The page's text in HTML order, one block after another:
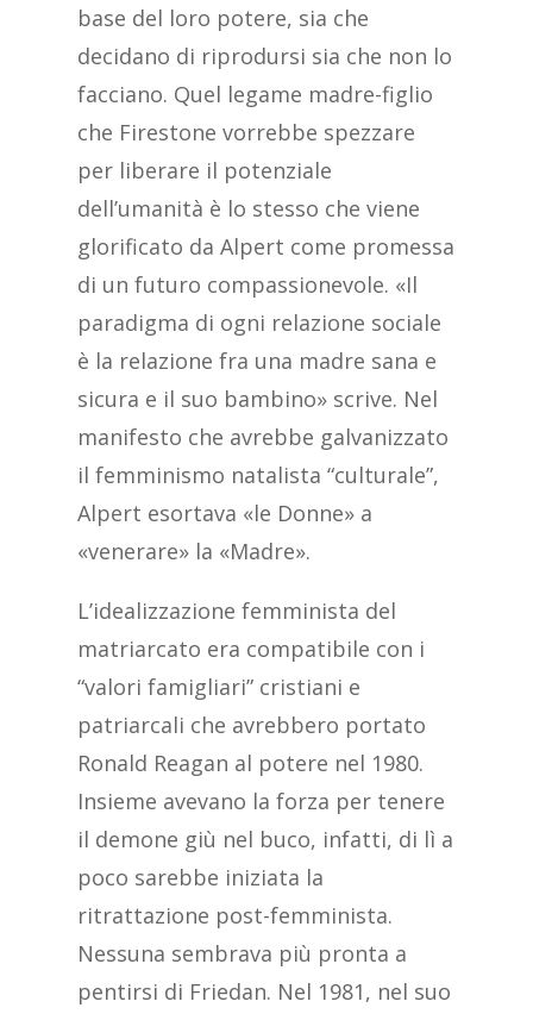
base del loro potere, sia che
decidano di riprodursi sia che non lo
facciano. Quel legame madre-figlio
che Firestone vorrebbe spezzare
per liberare il potenziale
dell’umanità è lo stesso che viene
glorificato da Alpert come promessa
di un futuro compassionevole. «Il
paradigma di ogni relazione sociale
è la relazione fra una madre sana e
sicura e il suo bambino» scrive. Nel
manifesto che avrebbe galvanizzato
il femminismo natalista “culturale”,
Alpert esortava «le Donne» a
«venerare» la «Madre».
L’idealizzazione femminista del
matriarcato era compatibile con i
“valori famigliari” cristiani e
patriarcali che avrebbero portato
Ronald Reagan al potere nel 1980.
Insieme avevano la forza per tenere
il demone giù nel buco, infatti, di lì a
poco sarebbe iniziata la
ritrattazione post-femminista.
Nessuna sembrava più pronta a
pentirsi di Friedan. Nel 1981, nel suo